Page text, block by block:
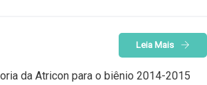
Leia Mais
da Atricon para o biênio 2014-2015